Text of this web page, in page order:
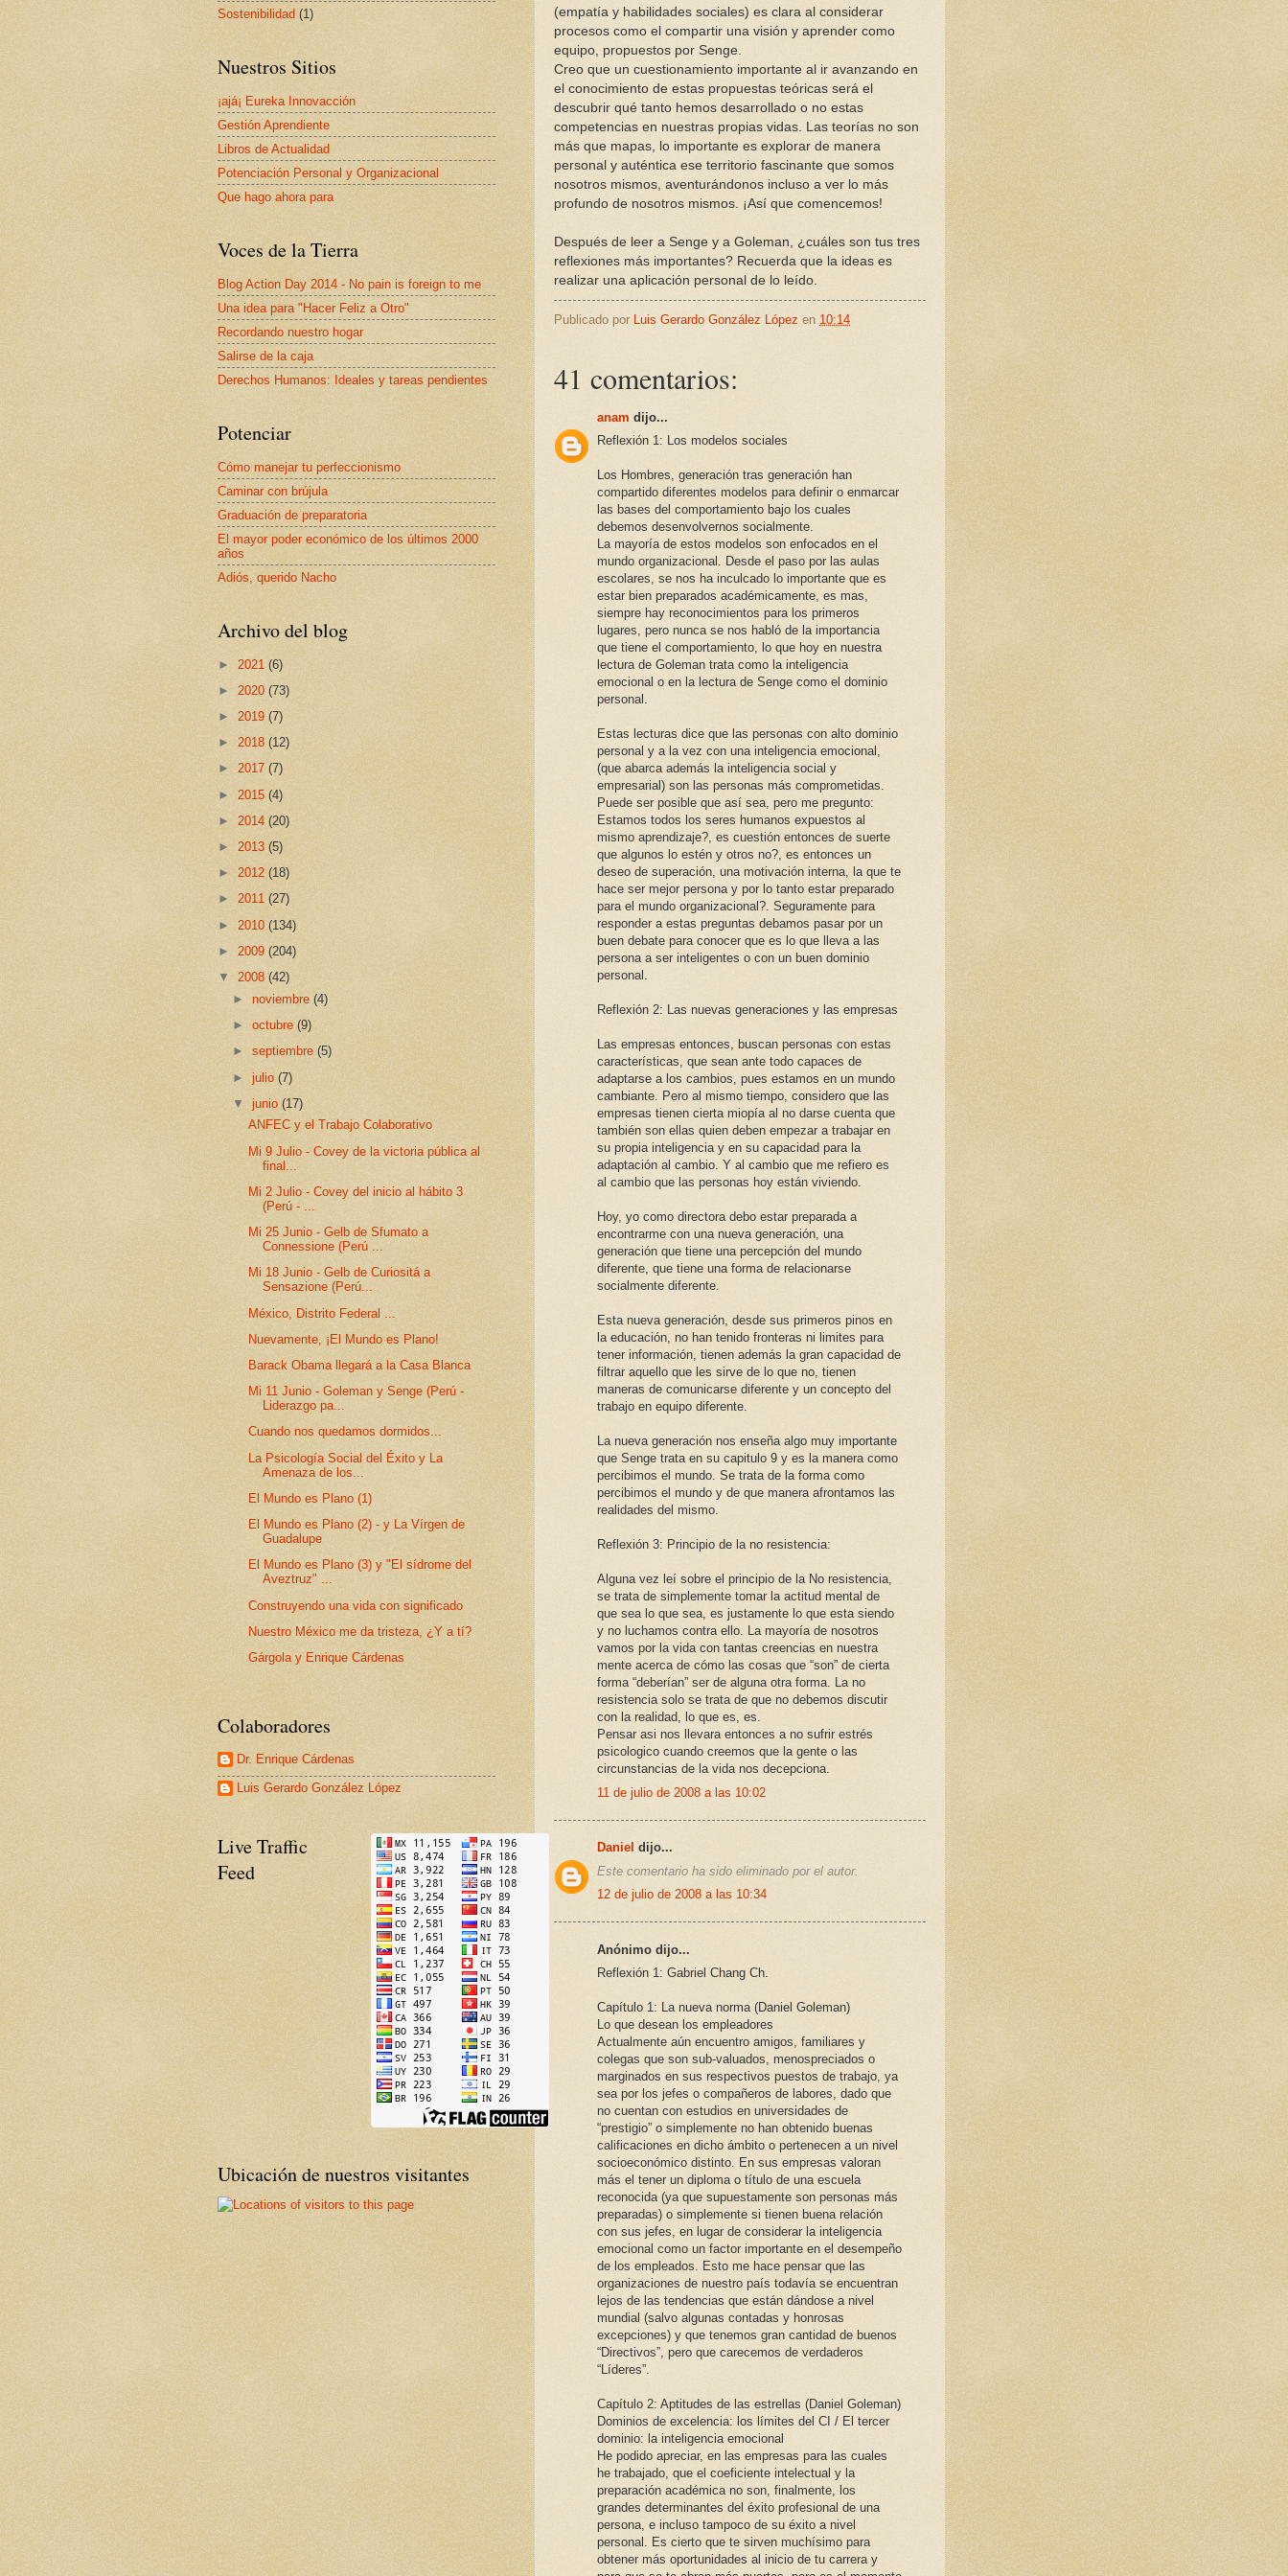
(empatía y habilidades sociales) es clara al considerar
procesos como el compartir una visión y aprender como
equipo, propuestos por Senge.
Creo que un cuestionamiento importante al ir avanzando en
el conocimiento de estas propuestas teóricas será el
descubrir qué tanto hemos desarrollado o no estas
competencias en nuestras propias vidas. Las teorías no son
más que mapas, lo importante es explorar de manera
personal y auténtica ese territorio fascinante que somos
nosotros mismos, aventurándonos incluso a ver lo más
profundo de nosotros mismos. ¡Así que comencemos!
Después de leer a Senge y a Goleman, ¿cuáles son tus tres
reflexiones más importantes? Recuerda que la ideas es
realizar una aplicación personal de lo leído.
Publicado por Luis Gerardo González López en 10:14
41 comentarios:
anam dijo...
Reflexión 1: Los modelos sociales
Los Hombres, generación tras generación han
compartido diferentes modelos para definir o enmarcar
las bases del comportamiento bajo los cuales
debemos desenvolvernos socialmente.
La mayoría de estos modelos son enfocados en el
mundo organizacional. Desde el paso por las aulas
escolares, se nos ha inculcado lo importante que es
estar bien preparados académicamente, es mas,
siempre hay reconocimientos para los primeros
lugares, pero nunca se nos habló de la importancia
que tiene el comportamiento, lo que hoy en nuestra
lectura de Goleman trata como la inteligencia
emocional o en la lectura de Senge como el dominio
personal.
Estas lecturas dice que las personas con alto dominio
personal y a la vez con una inteligencia emocional,
(que abarca además la inteligencia social y
empresarial) son las personas más comprometidas.
Puede ser posible que así sea, pero me pregunto:
Estamos todos los seres humanos expuestos al
mismo aprendizaje?, es cuestión entonces de suerte
que algunos lo estén y otros no?, es entonces un
deseo de superación, una motivación interna, la que te
hace ser mejor persona y por lo tanto estar preparado
para el mundo organizacional?. Seguramente para
responder a estas preguntas debamos pasar por un
buen debate para conocer que es lo que lleva a las
persona a ser inteligentes o con un buen dominio
personal.
Reflexión 2: Las nuevas generaciones y las empresas
Las empresas entonces, buscan personas con estas
características, que sean ante todo capaces de
adaptarse a los cambios, pues estamos en un mundo
cambiante. Pero al mismo tiempo, considero que las
empresas tienen cierta miopía al no darse cuenta que
también son ellas quien deben empezar a trabajar en
su propia inteligencia y en su capacidad para la
adaptación al cambio. Y al cambio que me refiero es
al cambio que las personas hoy están viviendo.
Hoy, yo como directora debo estar preparada a
encontrarme con una nueva generación, una
generación que tiene una percepción del mundo
diferente, que tiene una forma de relacionarse
socialmente diferente.
Esta nueva generación, desde sus primeros pinos en
la educación, no han tenido fronteras ni limites para
tener información, tienen además la gran capacidad de
filtrar aquello que les sirve de lo que no, tienen
maneras de comunicarse diferente y un concepto del
trabajo en equipo diferente.
La nueva generación nos enseña algo muy importante
que Senge trata en su capitulo 9 y es la manera como
percibimos el mundo. Se trata de la forma como
percibimos el mundo y de que manera afrontamos las
realidades del mismo.
Reflexión 3: Principio de la no resistencia:
Alguna vez leí sobre el principio de la No resistencia,
se trata de simplemente tomar la actitud mental de
que sea lo que sea, es justamente lo que esta siendo
y no luchamos contra ello. La mayoría de nosotros
vamos por la vida con tantas creencias en nuestra
mente acerca de cómo las cosas que “son” de cierta
forma “deberían” ser de alguna otra forma. La no
resistencia solo se trata de que no debemos discutir
con la realidad, lo que es, es.
Pensar asi nos llevara entonces a no sufrir estrés
psicologico cuando creemos que la gente o las
circunstancias de la vida nos decepciona.
11 de julio de 2008 a las 10:02
Daniel dijo...
Este comentario ha sido eliminado por el autor.
12 de julio de 2008 a las 10:34
Anónimo dijo...
Reflexión 1: Gabriel Chang Ch.
Capítulo 1: La nueva norma (Daniel Goleman)
Lo que desean los empleadores
Actualmente aún encuentro amigos, familiares y
colegas que son sub-valuados, menospreciados o
marginados en sus respectivos puestos de trabajo, ya
sea por los jefes o compañeros de labores, dado que
no cuentan con estudios en universidades de
“prestigio” o simplemente no han obtenido buenas
calificaciones en dicho ámbito o pertenecen a un nivel
socioeconómico distinto. En sus empresas valoran
más el tener un diploma o título de una escuela
reconocida (ya que supuestamente son personas más
preparadas) o simplemente si tienen buena relación
con sus jefes, en lugar de considerar la inteligencia
emocional como un factor importante en el desempeño
de los empleados. Esto me hace pensar que las
organizaciones de nuestro país todavía se encuentran
lejos de las tendencias que están dándose a nivel
mundial (salvo algunas contadas y honrosas
excepciones) y que tenemos gran cantidad de buenos
“Directivos”, pero que carecemos de verdaderos
“Líderes”.
Capítulo 2: Aptitudes de las estrellas (Daniel Goleman)
Dominios de excelencia: los límites del CI / El tercer
dominio: la inteligencia emocional
He podido apreciar, en las empresas para las cuales
he trabajado, que el coeficiente intelectual y la
preparación académica no son, finalmente, los
grandes determinantes del éxito profesional de una
persona, e incluso tampoco de su éxito a nivel
personal. Es cierto que te sirven muchísimo para
obtener más oportunidades al inicio de tu carrera y
Sostenibilidad (1)
Nuestros Sitios
¡ajá¡ Eureka Innovacción
Gestión Aprendiente
Libros de Actualidad
Potenciación Personal y Organizacional
Que hago ahora para
Voces de la Tierra
Blog Action Day 2014 - No pain is foreign to me
Una idea para "Hacer Feliz a Otro"
Recordando nuestro hogar
Salirse de la caja
Derechos Humanos: Ideales y tareas pendientes
Potenciar
Cómo manejar tu perfeccionismo
Caminar con brújula
Graduación de preparatoria
El mayor poder económico de los últimos 2000
años
Adiós, querido Nacho
Archivo del blog
► 2021 (6)
► 2020 (73)
► 2019 (7)
► 2018 (12)
► 2017 (7)
► 2015 (4)
► 2014 (20)
► 2013 (5)
► 2012 (18)
► 2011 (27)
► 2010 (134)
► 2009 (204)
▼ 2008 (42)
►noviembre(4)
►octubre(9)
►septiembre(5)
►julio(7)
▼junio(17)
ANFEC y el Trabajo Colaborativo
Mi 9 Julio - Covey de la victoria pública al
final...
Mi 2 Julio - Covey del inicio al hábito 3
(Perú - ...
Mi 25 Junio - Gelb de Sfumato a
Connessione (Perú ...
Mi 18 Junio - Gelb de Curiositá a
Sensazione (Perú...
México, Distrito Federal ...
Nuevamente, ¡El Mundo es Plano!
Barack Obama llegará a la Casa Blanca
Mi 11 Junio - Goleman y Senge (Perú -
Liderazgo pa...
Cuando nos quedamos dormidos...
La Psicología Social del Éxito y La
Amenaza de los...
El Mundo es Plano (1)
El Mundo es Plano (2) - y La Vírgen de
Guadalupe
El Mundo es Plano (3) y "El sídrome del
Aveztruz" ...
Construyendo una vida con significado
Nuestro México me da tristeza, ¿Y a tí?
Gárgola y Enrique Cárdenas
Colaboradores
Dr. Enrique Cárdenas
Luis Gerardo González López
Live Traffic
Feed
Ubicación de nuestros visitantes